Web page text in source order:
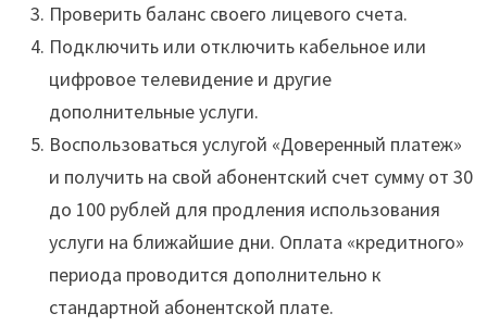
Проверить баланс своего лицевого счета.
Подключить или отключить кабельное или
цифровое телевидение и другие
дополнительные услуги.
Воспользоваться услугой «Доверенный платеж»
и получить на свой абонентский счет сумму от 30
до 100 рублей для продления использования
услуги на ближайшие дни. Оплата «кредитного»
периода проводится дополнительно к
стандартной абонентской плате.